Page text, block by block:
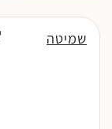
שמיטה